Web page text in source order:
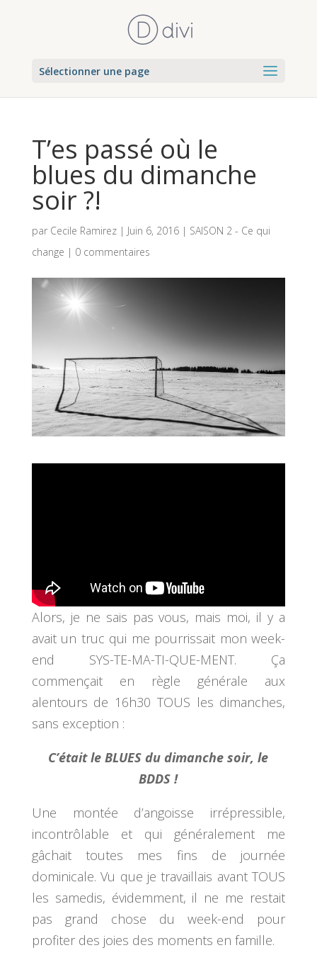
Sélectionner une page
T’es passé où le
blues du dimanche
soir ?!
par Cecile Ramirez| Juin 6, 2016| SAISON 2 - Ce qui
change | 0 commentaires
Alors, je ne sais pas vous, mais moi, il y a
avait un truc qui me pourrissait mon week-
end SYS-TE-MA-TI-QUE-MENT. Ça
commençait en règle générale aux
alentours de 16h30 TOUS les dimanches,
sans exception :
C’était le BLUES du dimanche soir, le
BDDS !
Une montée d’angoisse irrépressible,
incontrôlable et qui généralement me
gâchait toutes mes fins de journée
dominicale. Vu que je travaillais avant TOUS
les samedis, évidemment, il ne me restait
pas grand chose du week-end pour
profiter des joies des moments en famille.